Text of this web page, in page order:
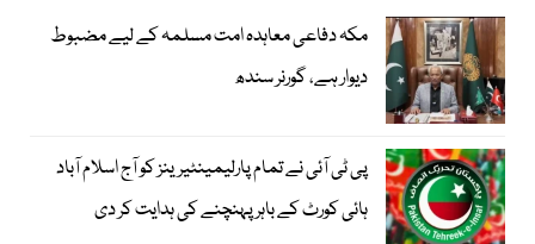
مکہ دفاعی معاہدہ امت مسلمہ کے لیے مضبوط
دیوار ہے، گورنر سندھ
پی ٹی آئی نے تمام پارلیمینٹیرینز کو آج اسلام آباد
ہائی کورٹ کے باہر پہنچنے کی ہدایت کر دی